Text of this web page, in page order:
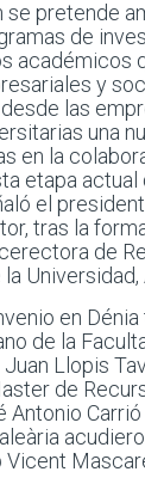
se pretende
de
académicos
y
las
una
en la
etapa
el
tras la
de
Universidad,
en
de la
Llopis
de
Antonio